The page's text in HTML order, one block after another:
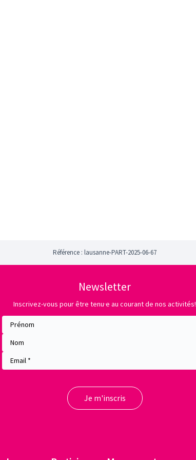
depuis moins de 5 ans
causer des problèmes lors de la
et de leurs produits sont à éviter.
Référence : lausanne-PART-2025-06-67
Newsletter
Inscrivez-vous pour être tenu·e au courant de nos activités!